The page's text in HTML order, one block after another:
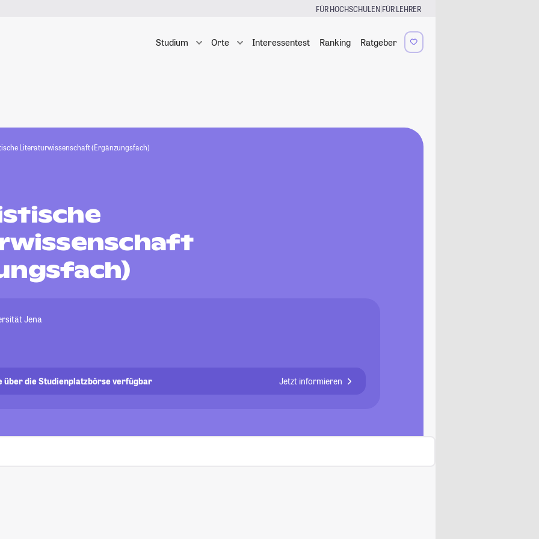
FÜR HOCHSCHULEN|FÜR LEHRER
Studium Orte Interessentest Ranking Ratgeber
Literaturwissenschaft (Ergänzungsfach)
Jena
über die Studienplatzbörse verfügbar Jetzt informieren